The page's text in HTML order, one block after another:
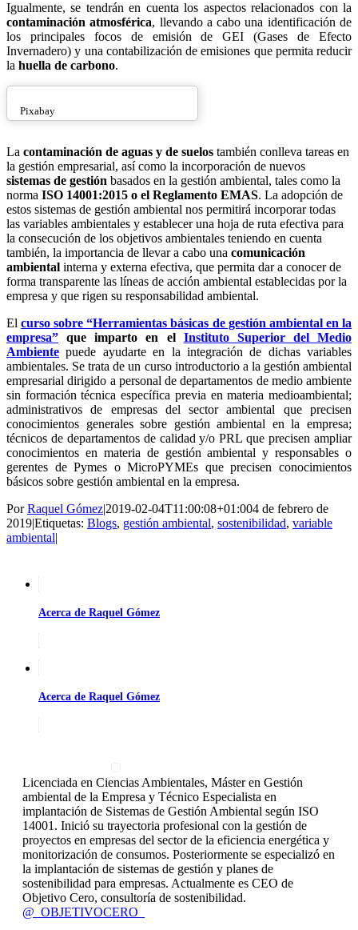
Igualmente, se tendrán en cuenta los aspectos relacionados con la
contaminación atmosférica, llevando a cabo una identificación de
los principales focos de emisión de GEI (Gases de Efecto
Invernadero) y una contabilización de emisiones que permita reducir
la huella de carbono.
Pixabay
La contaminación de aguas y de suelos también conlleva tareas en
la gestión empresarial, así como la incorporación de nuevos
sistemas de gestión basados en la gestión ambiental, tales como la
norma ISO 14001:2015 o el Reglamento EMAS. La adopción de
estos sistemas de gestión ambiental nos permitirá incorporar todas
las variables ambientales y establecer una hoja de ruta efectiva para
la consecución de los objetivos ambientales teniendo en cuenta
también, la importancia de llevar a cabo una comunicación
ambiental interna y externa efectiva, que permita dar a conocer de
forma transparente las líneas de acción ambiental establecidas por la
empresa y que rigen su responsabilidad ambiental.
Elcurso sobre “Herramientas básicas de gestión ambiental en la
empresa” que imparto en el Instituto Superior del Medio
Ambiente puede ayudarte en la integración de dichas variables
ambientales. Se trata de un curso introductorio a la gestión ambiental
empresarial dirigido a personal de departamentos de medio ambiente
sin formación técnica específica previa en materia medioambiental;
administrativos de empresas del sector ambiental que precisen
conocimientos generales sobre gestión ambiental en la empresa;
técnicos de departamentos de calidad y/o PRL que precisen ampliar
conocimientos en materia de gestión ambiental y responsables o
gerentes de Pymes o MicroPYMEs que precisen conocimientos
básicos sobre gestión ambiental en la empresa.
PorRaquel Gómez|2019-02-04T11:00:08+01:004 de febrero de
2019|Etiquetas: Blogs, gestión ambiental, sostenibilidad, variable
ambiental|
Acerca de Raquel Gómez
Acerca de Raquel Gómez
Licenciada en Ciencias Ambientales, Máster en Gestión
ambiental de la Empresa y Técnico Especialista en
implantación de Sistemas de Gestión Ambiental según ISO
14001. Inició su trayectoria profesional con la gestión de
proyectos en empresas del sector de la eficiencia energética y
monitorización de consumos. Posteriormente se especializó en
la implantación de sistemas de gestión y planes de
sostenibilidad para empresas. Actualmente es CEO de
Objetivo Cero, consultoría de sostenibilidad.
@_OBJETIVOCERO_